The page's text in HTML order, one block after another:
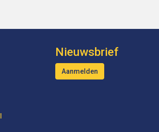
Nieuwsbrief
Aanmelden